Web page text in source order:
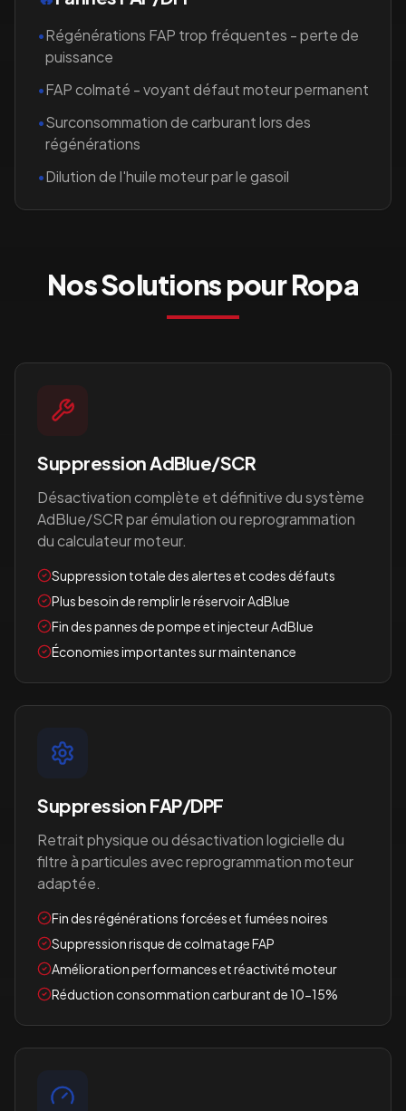
•Régénérations FAP trop fréquentes - perte de
puissance
•FAP colmaté - voyant défaut moteur permanent
•Surconsommation de carburant lors des
régénérations
•Dilution de l'huile moteur par le gasoil
Nos Solutions pourRopa
Suppression AdBlue/SCR
Désactivation complète et définitive du système
AdBlue/SCR par émulation ou reprogrammation
du calculateur moteur.
Suppression totale des alertes et codes défauts
Plus besoin de remplir le réservoir AdBlue
Fin des pannes de pompe et injecteur AdBlue
Économies importantes sur maintenance
Suppression FAP/DPF
Retrait physique ou désactivation logicielle du
filtre à particules avec reprogrammation moteur
adaptée.
Fin des régénérations forcées et fumées noires
Suppression risque de colmatage FAP
Amélioration performances et réactivité moteur
Réduction consommation carburant de 10-15%